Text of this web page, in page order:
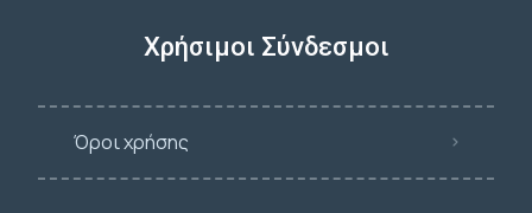
Χρήσιμοι Σύνδεσμοι
Όροι χρήσης